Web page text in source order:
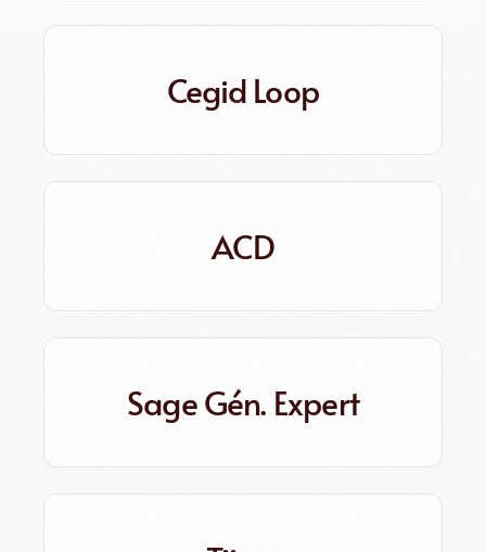
Cegid Loop
ACD
Sage Gén. Expert